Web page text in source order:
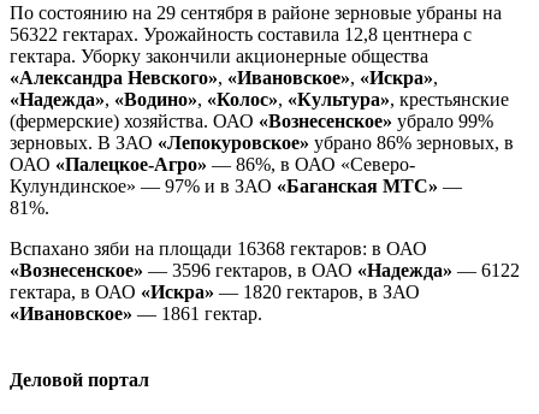
По состоянию на 29 сентября в районе зерновые убраны на
56322 гектарах. Урожайность составила 12,8 центнера с
гектара. Уборку закончили акционерные общества
«Александра Невского», «Ивановское», «Искра»,
«Надежда», «Водино», «Колос», «Культура», крестьянские
(фермерские) хозяйства. ОАО «Вознесенское» убрало 99%
зерновых. В ЗАО «Лепокуровское» убрано 86% зерновых, в
ОАО «Палецкое-Агро» — 86%, в ОАО «Северо-
Кулундинское» — 97% и в ЗАО «Баганская МТС» —
81%.
Вспахано зяби на площади 16368 гектаров: в ОАО
«Вознесенское» — 3596 гектаров, в ОАО «Надежда» — 6122
гектара, в ОАО «Искра» — 1820 гектаров, в ЗАО
«Ивановское» — 1861 гектар.
Деловой портал